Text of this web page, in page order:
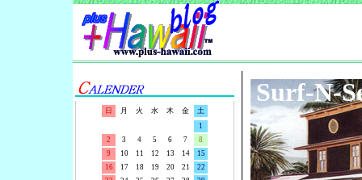
日 月 火 水 木 金
土
1
2
3 4 5 6 7
8
9
10 11 12 13 14
15
16
17 18 19 20 21
22
Surf-N-